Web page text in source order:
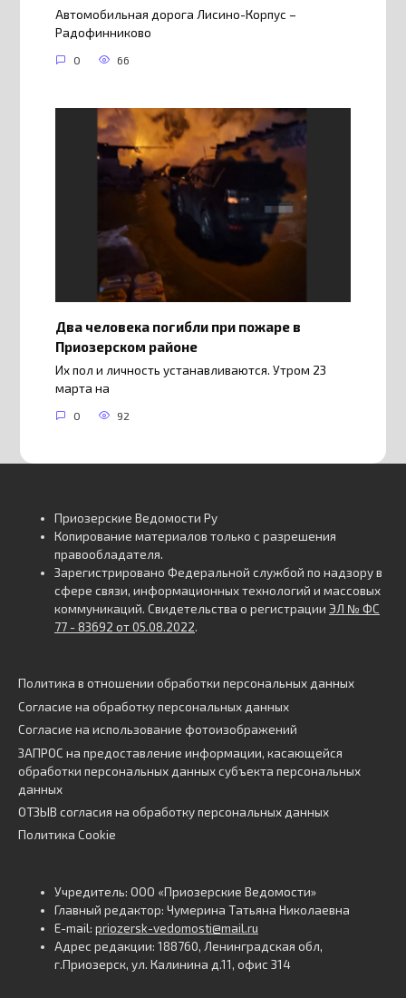
Автомобильная дорога Лисино-Корпус –
Радофинниково
0 66
Два человека погибли при пожаре в
Приозерском районе
Их пол и личность устанавливаются. Утром 23
марта на
0 92
Приозерские Ведомости Ру
Копирование материалов только с разрешения
правообладателя.
Зарегистрировано Федеральной службой по надзору в
сфере связи, информационных технологий и массовых
коммуникаций. Свидетельства о регистрации ЭЛ № ФС
77 - 83692 от 05.08.2022.
Политика в отношении обработки персональных данных
Согласие на обработку персональных данных
Согласие на использование фотоизображений
ЗАПРОС на предоставление информации, касающейся
обработки персональных данных субъекта персональных
данных
ОТЗЫВ согласия на обработку персональных данных
Политика Cookie
Учредитель: ООО «Приозерские Ведомости»
Главный редактор: Чумерина Татьяна Николаевна
E-mail: priozersk-vedomosti@mail.ru
Адрес редакции: 188760, Ленинградская обл,
г.Приозерск, ул. Калинина д.11, офис 314